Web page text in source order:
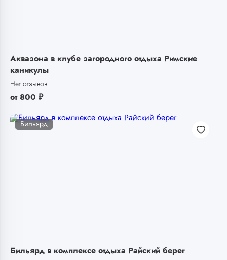
Аквазона в клубе загородного отдыха Римские
каникулы
Нет отзывов
от 800 ₽
Бильярд
Бильярд в комплексе отдыха Райский берег